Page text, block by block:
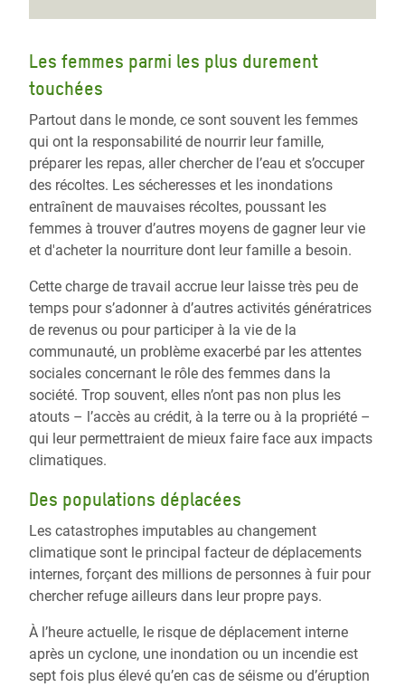
Les femmes parmi les plus durement
touchées
Partout dans le monde, ce sont souvent les femmes
qui ont la responsabilité de nourrir leur famille,
préparer les repas, aller chercher de l’eau et s’occuper
des récoltes. Les sécheresses et les inondations
entraînent de mauvaises récoltes, poussant les
femmes à trouver d’autres moyens de gagner leur vie
et d'acheter la nourriture dont leur famille a besoin.
Cette charge de travail accrue leur laisse très peu de
temps pour s’adonner à d’autres activités génératrices
de revenus ou pour participer à la vie de la
communauté, un problème exacerbé par les attentes
sociales concernant le rôle des femmes dans la
société. Trop souvent, elles n’ont pas non plus les
atouts – l’accès au crédit, à la terre ou à la propriété –
qui leur permettraient de mieux faire face aux impacts
climatiques.
Des populations déplacées
Les catastrophes imputables au changement
climatique sont le principal facteur de déplacements
internes, forçant des millions de personnes à fuir pour
chercher refuge ailleurs dans leur propre pays.
À l’heure actuelle, le risque de déplacement interne
après un cyclone, une inondation ou un incendie est
sept fois plus élevé qu’en cas de séisme ou d’éruption